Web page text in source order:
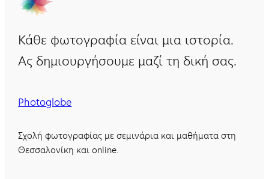
Κάθε φωτογραφία είναι μια ιστορία.
Ας δημιουργήσουμε μαζί τη δική σας.
Photoglobe
Σχολή φωτογραφίας με σεμινάρια και μαθήματα στη
Θεσσαλονίκη και online.